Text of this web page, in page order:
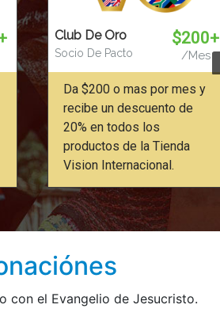
Club De Oro
Socio De Pacto
$200+
/Mes
Da $200 o mas por mes y
recibe un descuento de
20% en todos los
productos de la Tienda
Vision Internacional.
con el Evangelio de Jesucristo.